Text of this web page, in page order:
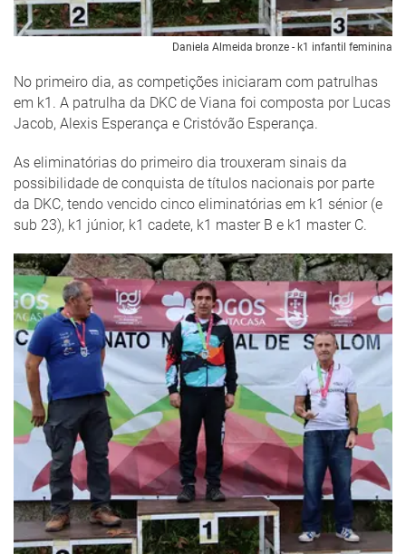
Daniela Almeida bronze - k1 infantil feminina
No primeiro dia, as competições iniciaram com patrulhas
em k1. A patrulha da DKC de Viana foi composta por Lucas
Jacob, Alexis Esperança e Cristóvão Esperança.
As eliminatórias do primeiro dia trouxeram sinais da
possibilidade de conquista de títulos nacionais por parte
da DKC, tendo vencido cinco eliminatórias em k1 sénior (e
sub 23), k1 júnior, k1 cadete, k1 master B e k1 master C.